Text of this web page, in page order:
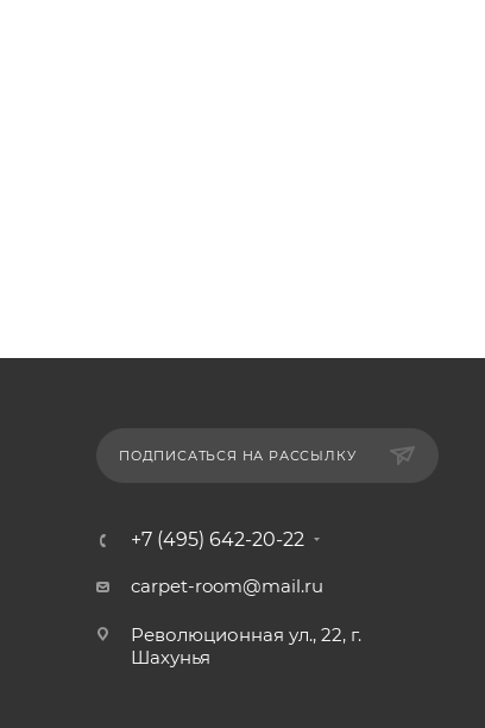
ПОДПИСАТЬСЯ НА РАССЫЛКУ
+7 (495) 642-20-22
carpet-room@mail.ru
Революционная ул., 22, г.
Шахунья